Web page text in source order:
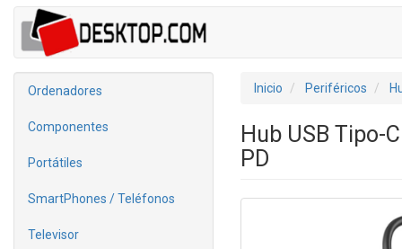
Ordenadores
Componentes
Portátiles
SmartPhones / Teléfonos
Televisor
Inicio Periféricos
Hub USB Tipo-
PD